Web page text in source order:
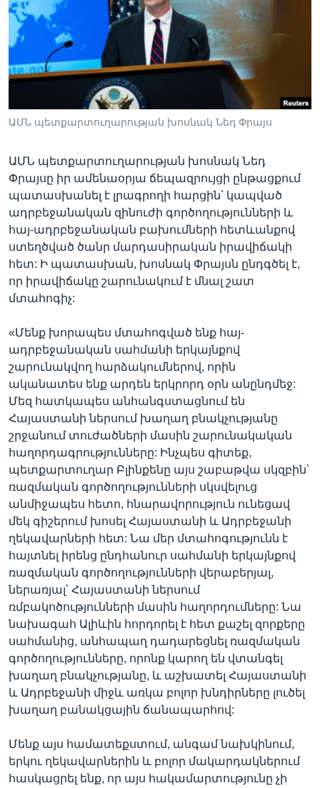
Լեզուներ
ԱՄՆ պետքարտուղարության խոսնակ Նեդ Փրայս
ԱՄՆ պետքարտուղարության խոսնակ Նեդ
Փրայսը իր ամենաօրյա ճեպազրույցի ընթացքում
պատասխանել է լրագրողի հարցին՝ կապված
ադրբեջանական զինուժի գործողությունների և
հայ-ադրբեջանական բախումների հետևանքով
ստեղծված ծանր մարդասիրական իրավիճակի
հետ: Ի պատասխան, խոսնակ Փրայսն ընդգծել է,
որ իրավիճակը շարունակում է մնալ շատ
մտահոգիչ:
«Մենք խորապես մտահոգված ենք հայ-
ադրբեջանական սահմանի երկայնքով
շարունակվող հարձակումներով, որին
ականատես ենք արդեն երկրորդ օրն անընդմեջ:
Մեզ հատկապես անհանգստացնում են
Հայաստանի ներսում խաղաղ բնակչությանը
շրջանում տուժածների մասին շարունակական
հաղորդագրությունները: Ինչպես գիտեք,
պետքարտուղար Բլինքենը այս շաբաթվա սկզբին՝
ռազմական գործողությունների սկսվելուց
անմիջապես հետո, հնարավորություն ունեցավ
մեկ գիշերում խոսել Հայաստանի և Ադրբեջանի
ղեկավարների հետ: Նա մեր մտահոգությունն է
հայտնել իրենց ընդհանուր սահմանի երկայնքով
ռազմական գործողությունների վերաբերյալ,
ներառյալ՝ Հայաստանի ներսում
ռմբակոծությունների մասին հաղորդումները: Նա
նախագահ Ալիևին հորդորել է հետ քաշել զորքերը
սահմանից, անհապաղ դադարեցնել ռազմական
գործողությունները, որոնք կարող են վտանգել
խաղաղ բնակչությանը, և աշխատել Հայաստանի
և Ադրբեջանի միջև առկա բոլոր խնդիրները լուծել
խաղաղ բանակցային ճանապարհով:
Մենք այս համատեքստում, անգամ նախկինում,
երկու ղեկավարներին և բոլոր մակարդակներում
հասկացրել ենք, որ այս հակամարտությունը չի